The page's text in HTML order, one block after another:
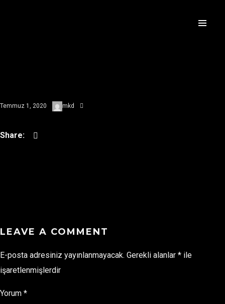
Temmuz 1, 2020 mkd
LEAVE A COMMENT
E-posta adresiniz yayınlanmayacak. Gerekli alanlar * ile
işaretlenmişlerdir
Yorum *